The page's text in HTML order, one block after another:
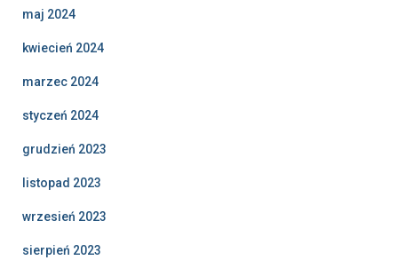
maj 2024
kwiecień 2024
marzec 2024
styczeń 2024
grudzień 2023
listopad 2023
wrzesień 2023
sierpień 2023